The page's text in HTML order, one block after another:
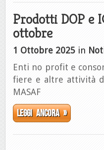
Prodotti DOP e
ottobre
1 Ottobre 2025 in
Enti no profit e
fiere e altre attività
MASAF
Leggi ancora »